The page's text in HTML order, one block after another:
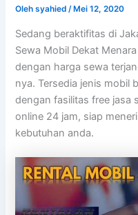
Olehsyahied/ Mei 12, 2020
Sedang beraktifitas di
Sewa Mobil Dekat
dengan harga sewa
nya. Tersedia jenis mobil
dengan fasilitas free jasa
online 24 jam, siap
kebutuhan anda.